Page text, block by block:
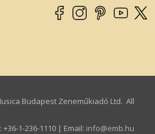
Budapest Zeneműkiadó Ltd. All
+36-1-236-1110 | Email: info­@­emb.hu